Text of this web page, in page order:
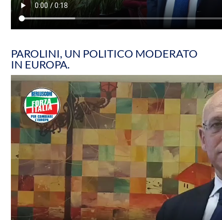
PAROLINI, UN POLITICO MODERATO
IN EUROPA.